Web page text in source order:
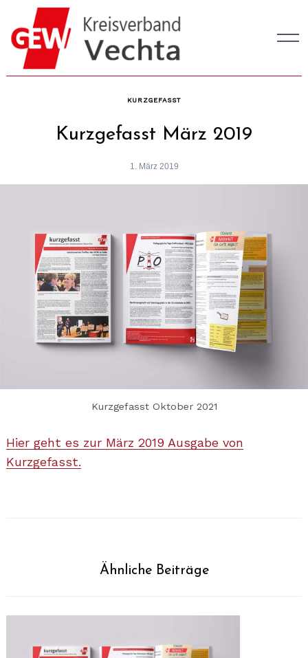
content
KURZGEFASST
Kurzgefasst März 2019
1. März 2019
Kurzgefasst Oktober 2021
Hier geht es zur März 2019 Ausgabe von
Kurzgefasst.
Ähnliche Beiträge